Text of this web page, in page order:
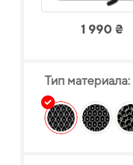
1 990 ₴
Тип материала: